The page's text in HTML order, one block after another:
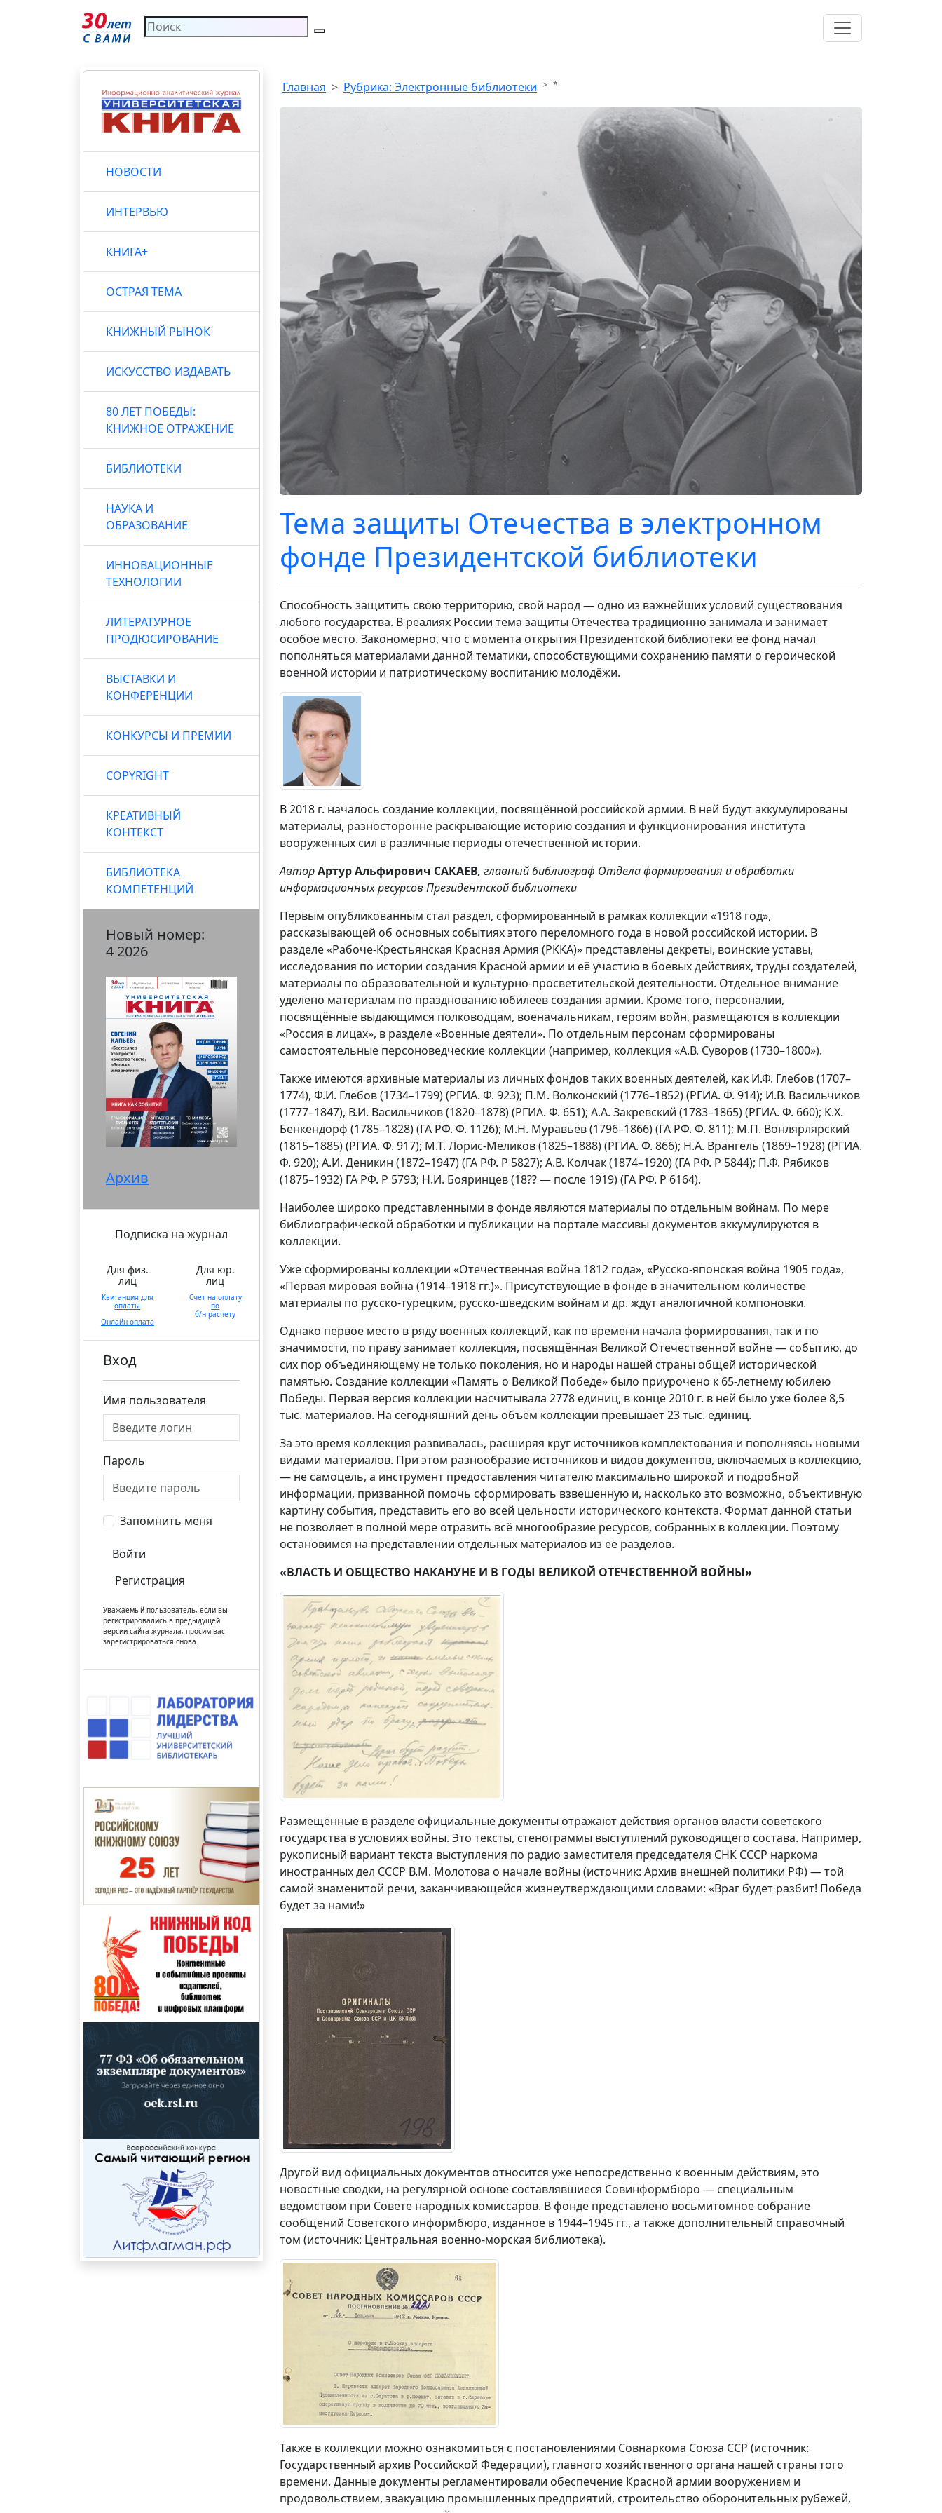
НОВОСТИ
ИНТЕРВЬЮ
КНИГА+
ОСТРАЯ ТЕМА
КНИЖНЫЙ РЫНОК
ИСКУССТВО ИЗДАВАТЬ
80 ЛЕТ ПОБЕДЫ:
КНИЖНОЕ ОТРАЖЕНИЕ
БИБЛИОТЕКИ
НАУКА И
ОБРАЗОВАНИЕ
ИННОВАЦИОННЫЕ
ТЕХНОЛОГИИ
ЛИТЕРАТУРНОЕ
ПРОДЮСИРОВАНИЕ
ВЫСТАВКИ И
КОНФЕРЕНЦИИ
КОНКУРСЫ И ПРЕМИИ
COPYRIGHT
КРЕАТИВНЫЙ
КОНТЕКСТ
БИБЛИОТЕКА
КОМПЕТЕНЦИЙ
Новый номер:
4 2026
Архив
Подписка на журнал
Для физ.
лиц
Квитанция для
оплаты
Онлайн оплата
Для юр.
лиц
Счет на оплату
по
б/н расчету
Вход
Имя пользователя
Пароль
Запомнить меня
Войти
Регистрация
Уважаемый пользователь, если вы
регистрировались в предыдущей
версии сайта журнала, просим вас
зарегистрироваться снова.
Главная Рубрика: Электронные библиотеки *
Тема защиты Отечества в электронном
фонде Президентской библиотеки
Способность защитить свою территорию, свой народ — одно из важнейших условий существования
любого государства. В реалиях России тема защиты Отечества традиционно занимала и занимает
особое место. Закономерно, что с момента открытия Президентской библиотеки её фонд начал
пополняться материалами данной тематики, способствующими сохранению памяти о героической
военной истории и патриотическому воспитанию молодёжи.
В 2018 г. началось создание коллекции, посвящённой российской армии. В ней будут аккумулированы
материалы, разносторонне раскрывающие историю создания и функционирования института
вооружённых сил в различные периоды отечественной истории.
АвторАртур Альфирович САКАЕВ, главный библиограф Отдела формирования и обработки
информационных ресурсов Президентской библиотеки
Первым опубликованным стал раздел, сформированный в рамках коллекции «1918 год»,
рассказывающей об основных событиях этого переломного года в новой российской истории. В
разделе «Рабоче-Крестьянская Красная Армия (РККА)» представлены декреты, воинские уставы,
исследования по истории создания Красной армии и её участию в боевых действиях, труды создателей,
материалы по образовательной и культурно-просветительской деятельности. Отдельное внимание
уделено материалам по празднованию юбилеев создания армии. Кроме того, персоналии,
посвящённые выдающимся полководцам, военачальникам, героям войн, размещаются в коллекции
«Россия в лицах», в разделе «Военные деятели». По отдельным персонам сформированы
самостоятельные персоноведческие коллекции (например, коллекция «А.В. Суворов (1730–1800»).
Также имеются архивные материалы из личных фондов таких военных деятелей, как И.Ф. Глебов (1707–
1774), Ф.И. Глебов (1734–1799) (РГИА. Ф. 923); П.М. Волконский (1776–1852) (РГИА. Ф. 914); И.В. Васильчиков
(1777–1847), В.И. Васильчиков (1820–1878) (РГИА. Ф. 651); А.А. Закревский (1783–1865) (РГИА. Ф. 660); К.Х.
Бенкендорф (1785–1828) (ГА РФ. Ф. 1126); М.Н. Муравьёв (1796–1866) (ГА РФ. Ф. 811); М.П. Вонлярлярский
(1815–1885) (РГИА. Ф. 917); М.Т. Лорис-Меликов (1825–1888) (РГИА. Ф. 866); Н.А. Врангель (1869–1928) (РГИА.
Ф. 920); А.И. Деникин (1872–1947) (ГА РФ. Р 5827); А.В. Колчак (1874–1920) (ГА РФ. Р 5844); П.Ф. Рябиков
(1875–1932) ГА РФ. Р 5793; Н.И. Бояринцев (18?? — после 1919) (ГА РФ. Р 6164).
Наиболее широко представленными в фонде являются материалы по отдельным войнам. По мере
библиографической обработки и публикации на портале массивы документов аккумулируются в
коллекции.
Уже сформированы коллекции «Отечественная война 1812 года», «Русско-японская война 1905 года»,
«Первая мировая война (1914–1918 гг.)». Присутствующие в фонде в значительном количестве
материалы по русско-турецким, русско-шведским войнам и др. ждут аналогичной компоновки.
Однако первое место в ряду военных коллекций, как по времени начала формирования, так и по
значимости, по праву занимает коллекция, посвящённая Великой Отечественной войне — событию, до
сих пор объединяющему не только поколения, но и народы нашей страны общей исторической
памятью. Создание коллекции «Память о Великой Победе» было приурочено к 65-летнему юбилею
Победы. Первая версия коллекции насчитывала 2778 единиц, в конце 2010 г. в ней было уже более 8,5
тыс. материалов. На сегодняшний день объём коллекции превышает 23 тыс. единиц.
За это время коллекция развивалась, расширяя круг источников комплектования и пополняясь новыми
видами материалов. При этом разнообразие источников и видов документов, включаемых в коллекцию,
— не самоцель, а инструмент предоставления читателю максимально широкой и подробной
информации, призванной помочь сформировать взвешенную и, насколько это возможно, объективную
картину события, представить его во всей цельности исторического контекста. Формат данной статьи
не позволяет в полной мере отразить всё многообразие ресурсов, собранных в коллекции. Поэтому
остановимся на представлении отдельных материалов из её разделов.
«ВЛАСТЬ И ОБЩЕСТВО НАКАНУНЕ И В ГОДЫ ВЕЛИКОЙ ОТЕЧЕСТВЕННОЙ ВОЙНЫ»
Размещённые в разделе официальные документы отражают действия органов власти советского
государства в условиях войны. Это тексты, стенограммы выступлений руководящего состава. Например,
рукописный вариант текста выступления по радио заместителя председателя СНК СССР наркома
иностранных дел СССР В.М. Молотова о начале войны (источник: Архив внешней политики РФ) — той
самой знаменитой речи, заканчивающейся жизнеутверждающими словами: «Враг будет разбит! Победа
будет за нами!»
Другой вид официальных документов относится уже непосредственно к военным действиям, это
новостные сводки, на регулярной основе составлявшиеся Совинформбюро — специальным
ведомством при Совете народных комиссаров. В фонде представлено восьмитомное собрание
сообщений Советского информбюро, изданное в 1944–1945 гг., а также дополнительный справочный
том (источник: Центральная военно-морская библиотека).
Также в коллекции можно ознакомиться с постановлениями Совнаркома Союза ССР (источник:
Государственный архив Российской Федерации), главного хозяйственного органа нашей страны того
времени. Данные документы регламентировали обеспечение Красной армии вооружением и
продовольствием, эвакуацию промышленных предприятий, строительство оборонительных рубежей,